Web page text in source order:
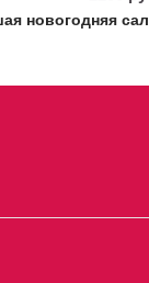
новогодняя